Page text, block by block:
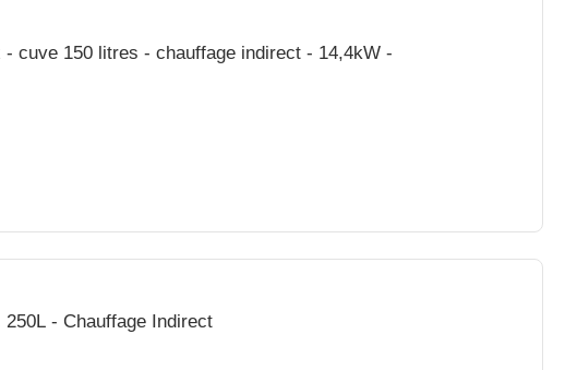
150 litres - chauffage indirect - 14,4kW -
- Chauffage Indirect